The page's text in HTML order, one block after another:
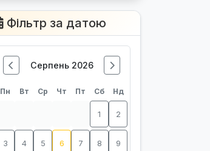
Фільтр за датою
Серпень 2026
Пн Вт Ср Чт Пт Сб Нд
1 2
3 4 5 6 7 8 9